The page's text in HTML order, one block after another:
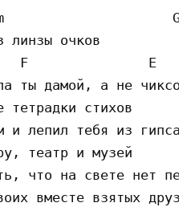
G
линзы очков
F               E
ты дамой, а не чиксой
тетрадки стихов
и лепил тебя из гипса
театр и музей
что на свете нет
вместе взятых